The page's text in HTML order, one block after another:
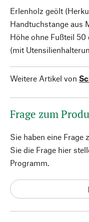
Erlenholz geölt
Handtuchstange aus
Höhe ohne Fußteil
(mit
Weitere Artikel von
Frage zum
Sie haben eine Frage
Sie die Frage hier
Programm.